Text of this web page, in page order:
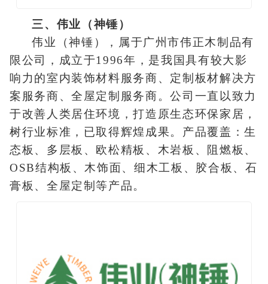
三、伟业（神锤）
伟业（神锤），属于广州市伟正木制品有
限公司，成立于1996年，是我国具有较大影
响力的室内装饰材料服务商、定制板材解决方
案服务商、全屋定制服务商。公司一直以致力
于改善人类居住环境，打造原生态环保家居，
树行业标准，已取得辉煌成果。产品覆盖：生
态板、多层板、欧松精板、木岩板、阻燃板、
OSB结构板、木饰面、细木工板、胶合板、石
膏板、全屋定制等产品。